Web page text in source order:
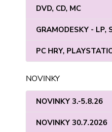
DVD, CD, MC
GRAMODESKY - LP,
PC HRY,
NOVINKY
NOVINKY 3.-5.8.26
NOVINKY 30.7.2026